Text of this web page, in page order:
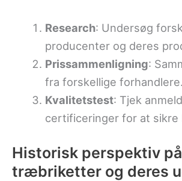
Research: Undersøg
producenter og deres
Prissammenligning:
fra forskellige forhandlere.
Kvalitetstest: Tjek
certificeringer for at sikre
Historisk perspektiv på
træbriketter og deres